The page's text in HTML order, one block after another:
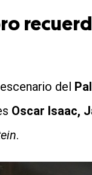
del
Oscar Isaac,
.